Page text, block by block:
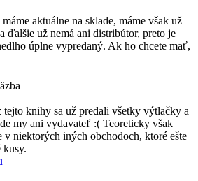
aktuálne na sklade, máme však už
ďalšie už nemá ani distribútor, preto je
úplne vypredaný. Ak ho chcete mať,
tejto knihy sa už predali všetky výtlačky a
my ani vydavateľ :( Teoreticky však
v niektorých iných obchodoch, ktoré ešte
kusy.